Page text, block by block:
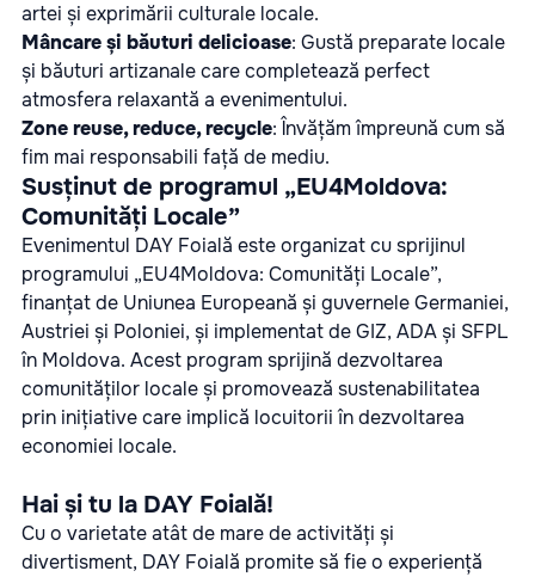
artei și exprimării culturale locale.
Mâncare și băuturi delicioase: Gustă preparate locale
și băuturi artizanale care completează perfect
atmosfera relaxantă a evenimentului.
Zone reuse, reduce, recycle: Învățăm împreună cum să
fim mai responsabili față de mediu.
Susținut de programul „EU4Moldova:
Comunități Locale”
Evenimentul DAY Foială este organizat cu sprijinul
programului „EU4Moldova: Comunități Locale”,
finanțat de Uniunea Europeană și guvernele Germaniei,
Austriei și Poloniei, și implementat de GIZ, ADA și SFPL
în Moldova. Acest program sprijină dezvoltarea
comunităților locale și promovează sustenabilitatea
prin inițiative care implică locuitorii în dezvoltarea
economiei locale.
Hai și tu la DAY Foială!
Cu o varietate atât de mare de activități și
divertisment, DAY Foială promite să fie o experiență